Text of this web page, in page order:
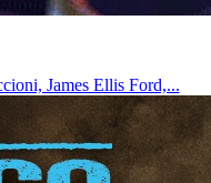
James Ellis Ford,...